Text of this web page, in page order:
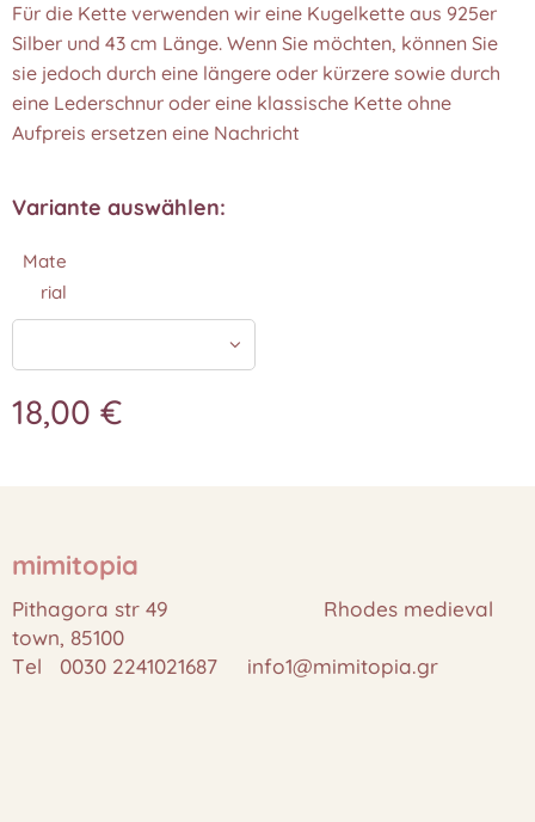
Für die Kette verwenden wir eine Kugelkette aus 925er
Silber und 43 cm Länge. Wenn Sie möchten, können Sie
sie jedoch durch eine längere oder kürzere sowie durch
eine Lederschnur oder eine klassische Kette ohne
Aufpreis ersetzen eine Nachricht
Variante auswählen:
Mate
rial
18,00 €
mimitopia
Pithagora str 49 Rhodes medieval
town, 85100
Tel 0030 2241021687 info1@mimitopia.gr